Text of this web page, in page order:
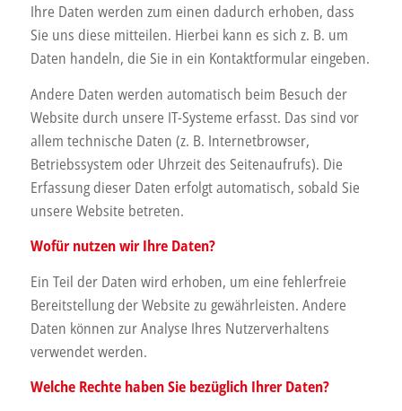
Ihre Daten werden zum einen dadurch erhoben, dass
Sie uns diese mitteilen. Hierbei kann es sich z. B. um
Daten handeln, die Sie in ein Kontaktformular eingeben.
Andere Daten werden automatisch beim Besuch der
Website durch unsere IT-Systeme erfasst. Das sind vor
allem technische Daten (z. B. Internetbrowser,
Betriebssystem oder Uhrzeit des Seitenaufrufs). Die
Erfassung dieser Daten erfolgt automatisch, sobald Sie
unsere Website betreten.
Wofür nutzen wir Ihre Daten?
Ein Teil der Daten wird erhoben, um eine fehlerfreie
Bereitstellung der Website zu gewährleisten. Andere
Daten können zur Analyse Ihres Nutzerverhaltens
verwendet werden.
Welche Rechte haben Sie bezüglich Ihrer Daten?